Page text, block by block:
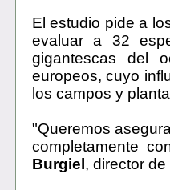
El estudio pide a
evaluar a 32
gigantescas del
europeos, cuyo
los campos y
"Queremos
completamente
Burgiel , director